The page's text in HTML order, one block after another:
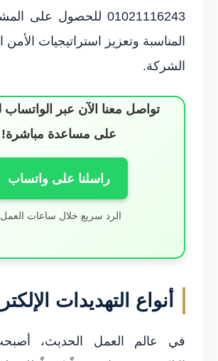
01021116243 للحصول على
المناسبة وتعزيز استراتيجيات
الشركة.
تواصل معنا الآن عبر
على مساعدة مباشرة!
راسلنا على واتساب
الرد سريع خلال ساعات
أنواع التهديدات
في عالم العمل الحديث،